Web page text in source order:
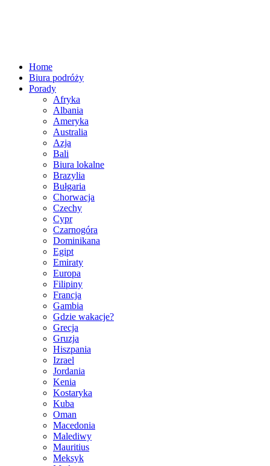
Home
Biura podróży
Porady
Afryka
Albania
Ameryka
Australia
Azja
Bali
Biura lokalne
Brazylia
Bułgaria
Chorwacja
Czechy
Cypr
Czarnogóra
Dominikana
Egipt
Emiraty
Europa
Filipiny
Francja
Gambia
Gdzie wakacje?
Grecja
Gruzja
Hiszpania
Izrael
Jordania
Kenia
Kostaryka
Kuba
Oman
Macedonia
Malediwy
Mauritius
Meksyk